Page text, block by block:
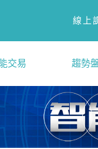
線上
交易 趨勢